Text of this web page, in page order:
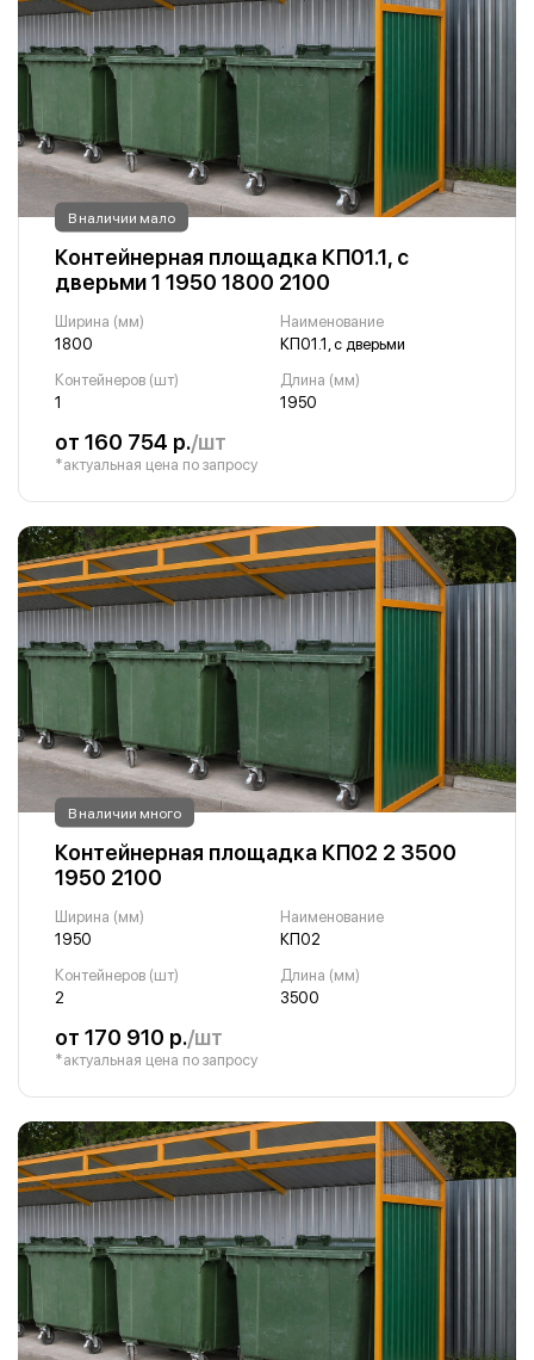
В наличии мало
Контейнерная площадка КП01.1, с
дверьми 1 1950 1800 2100
Ширина (мм)
1800
Наименование
КП01.1, с дверьми
Контейнеров (шт)
1
Длина (мм)
1950
от 160 754 р./шт
*актуальная цена по запросу
В наличии много
Контейнерная площадка КП02 2 3500
1950 2100
Ширина (мм)
1950
Наименование
КП02
Контейнеров (шт)
2
Длина (мм)
3500
от 170 910 р./шт
*актуальная цена по запросу